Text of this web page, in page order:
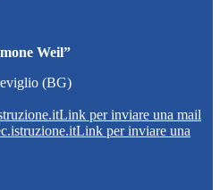
Weil”
(BG)
Link per inviare una mail
Link per inviare una